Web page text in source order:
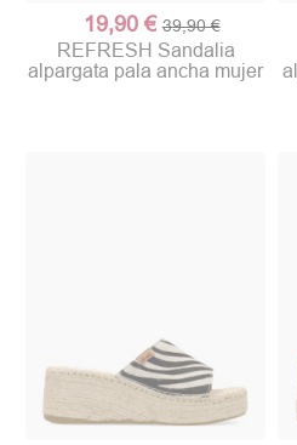
19,90 € 39,90 €
REFRESH Sandalia
alpargata pala ancha mujer